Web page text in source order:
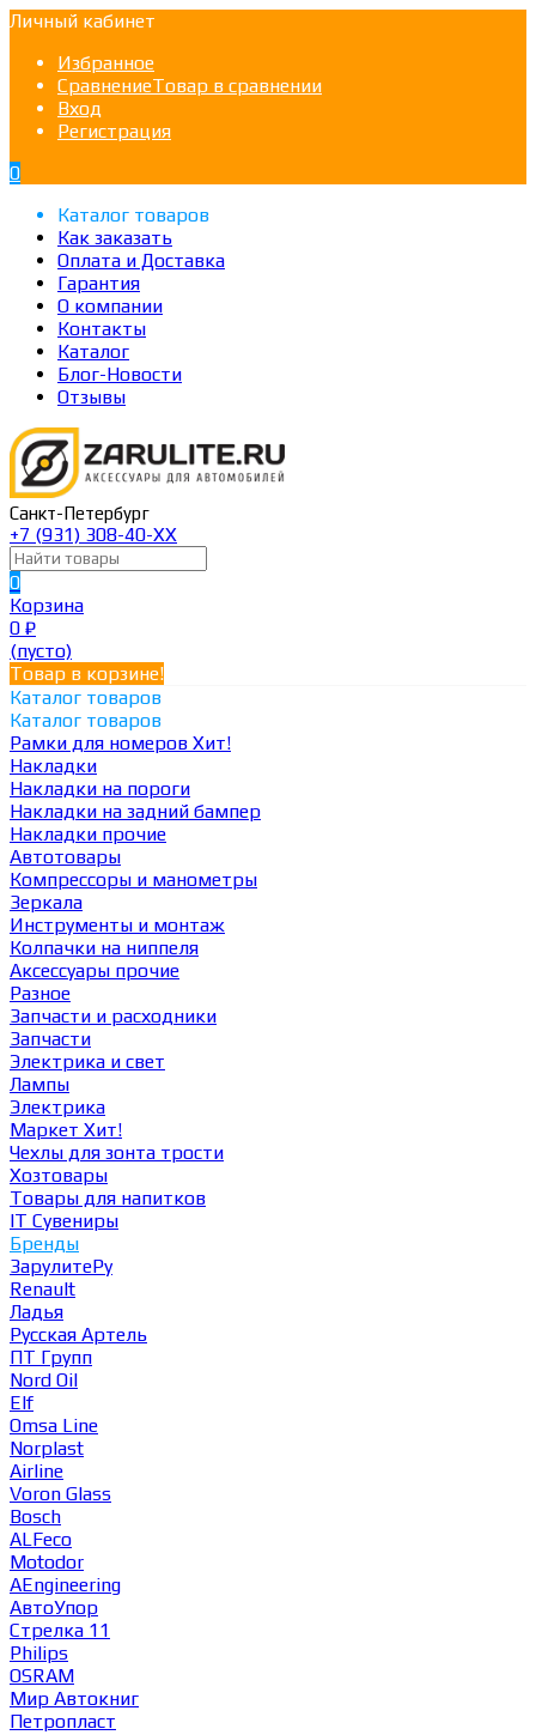
Личный кабинет
Избранное
СравнениеТовар в сравнении
Вход
Регистрация
0
Каталог товаров
Как заказать
Оплата и Доставка
Гарантия
О компании
Контакты
Каталог
Блог-Новости
Отзывы
Санкт-Петербург
+7 (931) 308-40-ХХ
0
Корзина
0 ₽
(пусто)
Товар в корзине!
Каталог товаров
Каталог товаров
Рамки для номеров Хит!
Накладки
Накладки на пороги
Накладки на задний бампер
Накладки прочие
Автотовары
Компрессоры и манометры
Зеркала
Инструменты и монтаж
Колпачки на ниппеля
Аксессуары прочие
Разное
Запчасти и расходники
Запчасти
Электрика и свет
Лампы
Электрика
Маркет Хит!
Чехлы для зонта трости
Хозтовары
Товары для напитков
IT Сувениры
Бренды
ЗарулитеРу
Renault
Ладья
Русская Артель
ПТ Групп
Nord Oil
Elf
Omsa Line
Norplast
Airline
Voron Glass
Bosch
ALFeco
Motodor
AEngineering
АвтоУпор
Стрелка 11
Philips
OSRAM
Мир Автокниг
Петропласт